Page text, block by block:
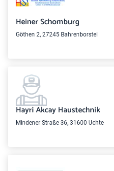
Heiner Schomburg
Göthen 2, 27245 Bahrenborstel
Hayri Akcay Haustechnik
Mindener Straße 36, 31600 Uchte